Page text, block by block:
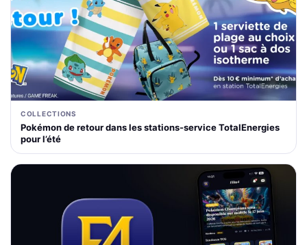
COLLECTIONS
Pokémon de retour dans les stations-service TotalEnergies
pour l’été